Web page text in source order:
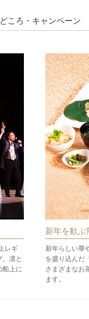
ころ・キャンペーン
レギ
凛と
船上に
新年を歓ぶ
新年らしい華
を盛り込んだ
さまざまなお
ます。